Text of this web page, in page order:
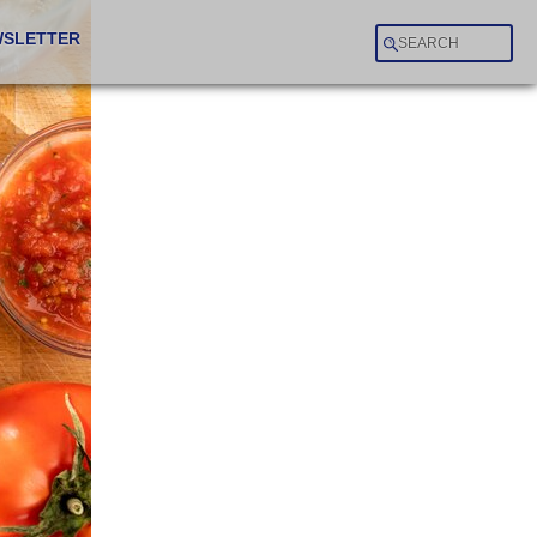
SEARCH